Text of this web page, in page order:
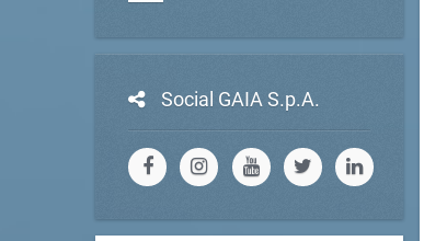
Social GAIA S.p.A.